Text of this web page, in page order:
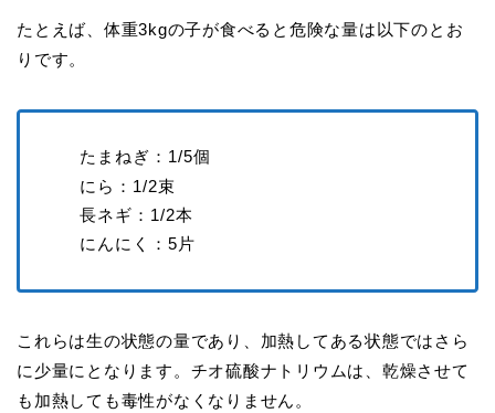
たとえば、体重3kgの子が食べると危険な量は以下のとお
りです。
たまねぎ：1/5個
にら：1/2束
長ネギ：1/2本
にんにく：5片
これらは生の状態の量であり、加熱してある状態ではさら
に少量にとなります。チオ硫酸ナトリウムは、乾燥させて
も加熱しても毒性がなくなりません。